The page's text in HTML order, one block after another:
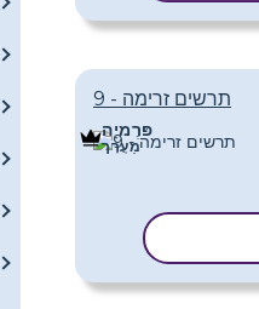
תרשים זרימה - 9
פּרֶמיָה
מַעֲרָך